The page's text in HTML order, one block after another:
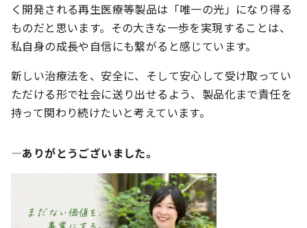
く開発される再生医療等製品は「唯一の光」になり得る
ものだと思います。その大きな一歩を実現することは、
私自身の成長や自信にも繋がると感じています。
新しい治療法を、安全に、そして安心して受け取ってい
ただける形で社会に送り出せるよう、製品化まで責任を
持って関わり続けたいと考えています。
―ありがとうございました。